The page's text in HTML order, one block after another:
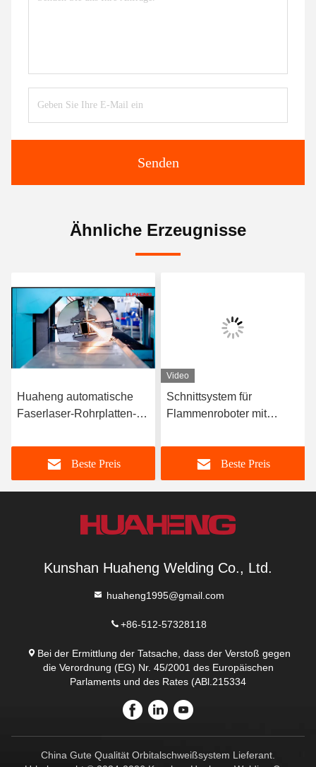
Senden
Ähnliche Erzeugnisse
Huaheng automatische
Faserlaser-Rohrplatten-
Beste Preis
Video
Schnittsystem für
Flammenroboter mit
Beste Preis
Kunshan Huaheng Welding Co., Ltd.
huaheng1995@gmail.com
+86-512-57328118
Bei der Ermittlung der Tatsache, dass der Verstoß gegen
die Verordnung (EG) Nr. 45/2001 des Europäischen
Parlaments und des Rates (ABl.215334
China Gute Qualität Orbitalschweißsystem Lieferant.